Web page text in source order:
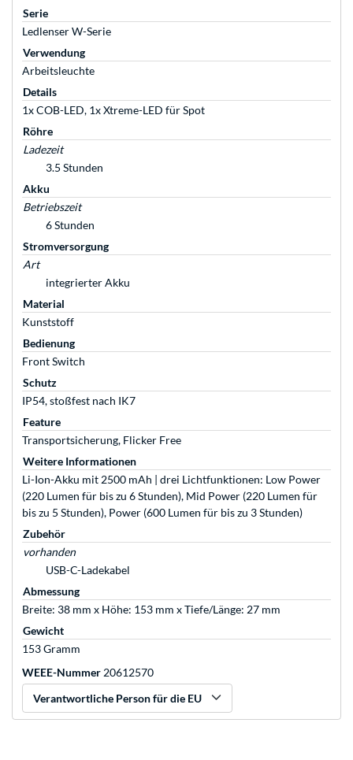
Serie
Ledlenser W-Serie
Verwendung
Arbeitsleuchte
Details
1x COB-LED, 1x Xtreme-LED für Spot
Röhre
Ladezeit
3.5 Stunden
Akku
Betriebszeit
6 Stunden
Stromversorgung
Art
integrierter Akku
Material
Kunststoff
Bedienung
Front Switch
Schutz
IP54, stoßfest nach IK7
Feature
Transportsicherung, Flicker Free
Weitere Informationen
Li-Ion-Akku mit 2500 mAh | drei Lichtfunktionen: Low Power
(220 Lumen für bis zu 6 Stunden), Mid Power (220 Lumen für
bis zu 5 Stunden), Power (600 Lumen für bis zu 3 Stunden)
Zubehör
vorhanden
USB-C-Ladekabel
Abmessung
Breite: 38 mm x Höhe: 153 mm x Tiefe/Länge: 27 mm
Gewicht
153 Gramm
WEEE-Nummer 20612570
Verantwortliche Person für die EU